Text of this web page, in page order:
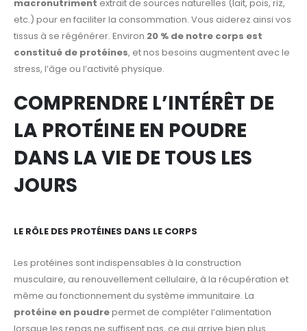
macronutriment extrait de sources naturelles (lait, pois, riz,
etc.) pour en faciliter la consommation. Vous aiderez ainsi vos
tissus à se régénérer. Environ 20 % de notre corps est
constitué de protéines, et nos besoins augmentent avec le
stress, l’âge ou l’activité physique.
COMPRENDRE L’INTÉRÊT DE
LA PROTÉINE EN POUDRE
DANS LA VIE DE TOUS LES
JOURS
LE RÔLE DES PROTÉINES DANS LE CORPS
Les protéines sont indispensables à la construction
musculaire, au renouvellement cellulaire, à la récupération et
même au fonctionnement du système immunitaire. La
protéine en poudrepermet de compléter l’alimentation